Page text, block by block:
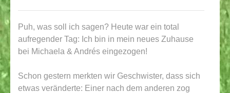
Puh, was soll ich sagen? Heute war ein total
aufregender Tag: Ich bin in mein neues Zuhause
bei Michaela & Andrés eingezogen!
Schon gestern merkten wir Geschwister, dass sich
etwas veränderte: Einer nach dem anderen zog